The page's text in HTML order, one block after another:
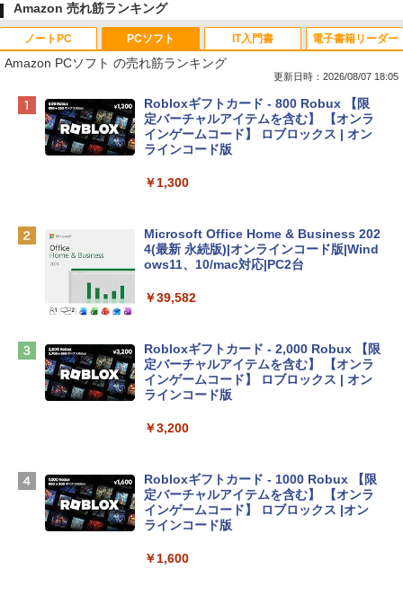
Amazon 売れ筋ランキング
ノートPC
Apple 2026 MacBook Neo A18 Proチッ
プ搭載13インチノートブック：AIとAppl
e Intelligence、Liquid Retinaディスプ
レイ、8GBメモリ、512GB SSD、1080p
ィゴ + 3年延長 AppleCare+ for 13インチ
￥162,598
ンケース Dell NEC Lavie ASUS HP dyna
￥2,952
Apple 2026 MacBook Air M5チップ搭載
igence、13.6インチLiquid Retinaディ
ームカメラ、日本語キーボード、Touch I
D - シルバー
￥261,414
PCソフト
Amazon PCソフト の売れ筋ランキング
更新日時：2026/08/07 18:05
Robloxギフトカード - 800 Robux 【限
定バーチャルアイテムを含む】 【オンラ
インゲームコード】 ロブロックス | オン
ラインコード版
￥1,300
Microsoft Office Home & Business 202
4(最新 永続版)|オンラインコード版|Wind
ows11、10/mac対応|PC2台
￥39,582
Robloxギフトカード - 2,000 Robux 【限
定バーチャルアイテムを含む】 【オンラ
インゲームコード】 ロブロックス | オン
ラインコード版
￥3,200
Robloxギフトカード - 1000 Robux 【限
定バーチャルアイテムを含む】 【オンラ
インゲームコード】 ロブロックス |オン
ラインコード版
￥1,600
IT入門書 電子書籍リーダー